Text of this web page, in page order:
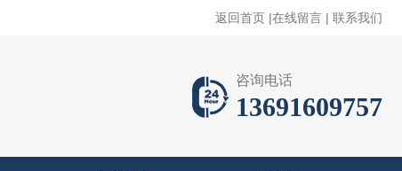
返回首页 |在线留言 | 联系我们
咨询电话
13691609757